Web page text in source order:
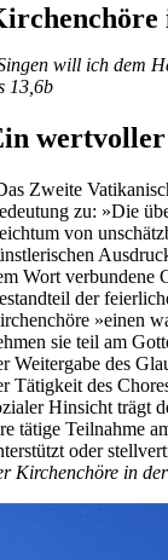
will ich dem
13,6b
Zweite
zu: »Die
von
Wort verbundene
der
»einen
sie teil am
Weitergabe des
Tätigkeit des
Hinsicht trägt
tätige Teilnahme
oder
Kirchenchöre in